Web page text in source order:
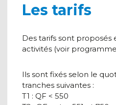
Les tarifs
Des tarifs sont proposés
activités (voir
Ils sont fixés selon le
tranches suivantes :
T1 : QF < 550